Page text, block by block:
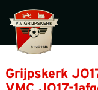
Grijpskerk